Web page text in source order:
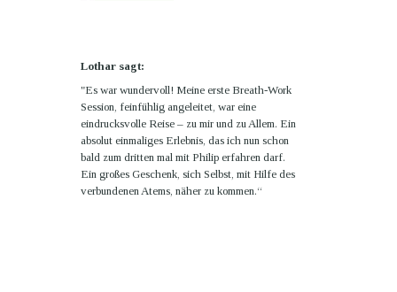
Lothar sagt:
"Es war wundervoll! Meine erste Breath-Work
Session, feinfühlig angeleitet, war eine
eindrucksvolle Reise – zu mir und zu Allem. Ein
absolut einmaliges Erlebnis, das ich nun schon
bald zum dritten mal mit Philip erfahren darf.
Ein großes Geschenk, sich Selbst, mit Hilfe des
verbundenen Atems, näher zu kommen.“